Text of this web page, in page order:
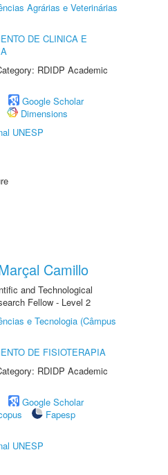
Agrárias e Veterinárias
DE CLINICA E
RDIDP Academic
Google Scholar
Dimensions
UNESP
Camillo
and Technological
Fellow - Level 2
e Tecnologia (Câmpus
DE FISIOTERAPIA
RDIDP Academic
Google Scholar
Fapesp
UNESP